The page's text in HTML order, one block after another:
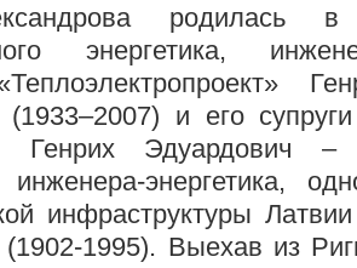
родилась
энергетика,
(1933–2007) и его
Генрих Эдуардович –
инженера-энергетика,
инфраструктуры
1995). Выехав из